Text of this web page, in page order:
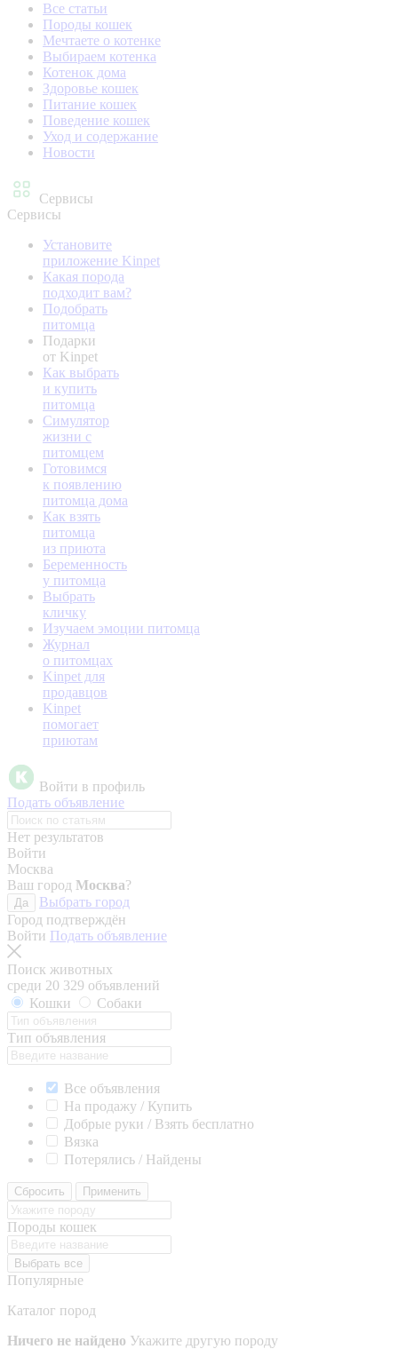
Все статьи
Породы кошек
Мечтаете о котенке
Выбираем котенка
Котенок дома
Здоровье кошек
Питание кошек
Поведение кошек
Уход и содержание
Новости
Сервисы
Сервисы
Установите
приложение Kinpet
Какая порода
подходит вам?
Подобрать
питомца
Подарки
от Kinpet
Как выбрать
и купить
питомца
Симулятор
жизни с
питомцем
Готовимся
к появлению
питомца дома
Как взять
питомца
из приюта
Беременность
у питомца
Выбрать
кличку
Изучаем эмоции питомца
Журнал
о питомцах
Kinpet для
продавцов
Kinpet
помогает
приютам
Войти в профиль
Подать объявление
Нет результатов
Войти
Москва
Ваш город Москва?
Да
Выбрать город
Город подтверждён
Войти Подать объявление
Поиск животных
среди 20 329 объявлений
Кошки
Собаки
Тип объявления
Все объявления
На продажу / Купить
Добрые руки / Взять бесплатно
Вязка
Потерялись / Найдены
Сбросить Применить
Породы кошек
Выбрать все
Популярные
Каталог пород
Ничего не найдено Укажите другую породу